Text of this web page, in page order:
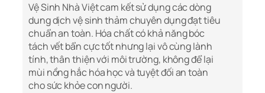
Vệ Sinh Nhà Việt cam kết sử dụng các dòng
dung dịch vệ sinh thảm chuyên dụng đạt tiêu
chuẩn an toàn. Hóa chất có khả năng bóc
tách vết bẩn cực tốt nhưng lại vô cùng lành
tính, thân thiện với môi trường, không để lại
mùi nồng hắc hóa học và tuyệt đối an toàn
cho sức khỏe con người.